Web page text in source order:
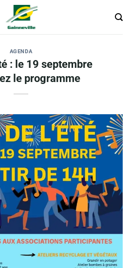
AGENDA
: le 19 septembre
le programme